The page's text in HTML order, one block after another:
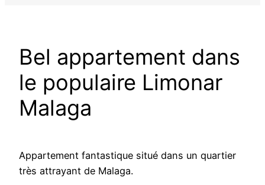
Bel appartement dans
le populaire Limonar
Malaga
Appartement fantastique situé dans un quartier
très attrayant de Malaga.